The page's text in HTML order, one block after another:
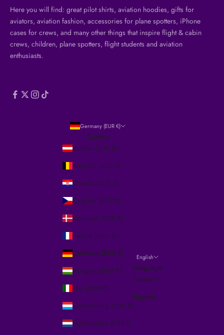
Here you will find: great pilot shirts, aviation hoodies, gifts for
aviators, aviation fashion, accessories for plane spotters, iPhone
cases for crews, and many other things that inspire flight & cabin
crews, children, plane spotters, flight students and aviation
enthusiasts.
Germany (EUR €)
Country
Austria (EUR €)
Belgium (EUR €)
Croatia (EUR €)
Czechia (EUR €)
Denmark (EUR €)
France (EUR €)
Germany (EUR €)
Hungary (EUR €)
Italy (EUR €)
Luxembourg (EUR €)
Netherlands (EUR €)
English
Language
Deutsch
English